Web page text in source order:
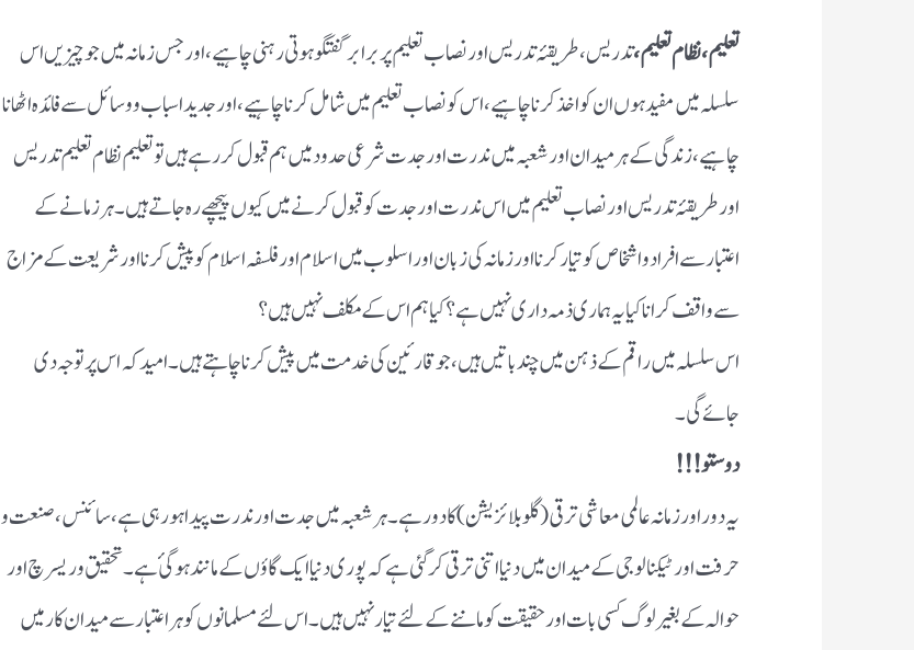
تعلیم، نظام تعلیم ،تدریس، طریقئہ تدریس اور نصاب تعلیم پر برابر گفتگو ہوتی رہنی چاہیے، اور جس زمانہ میں جو چیزیں اس
سلسلہ میں مفید ہوں ان کو اخذ کرنا چاہیے ، اس کو نصاب تعلیم میں شامل کرنا چاہیے ، اور جدید اسباب و وسائل سے فائدہ اٹھانا
چاہیے ، زندگی کے ہر میدان اور شعبہ میں ندرت اور جدت شرعی حدود میں ہم قبول کر رہے ہیں تو تعلیم نظام تعلیم تدریس
اور طریقئہ تدریس اور نصاب تعلیم میں اس ندرت اور جدت کو قبول کرنے میں کیوں پیچھے رہ جاتے ہیں ۔ ہر زمانے کے
اعتبار سے افراد و اشخاص کو تیار کرنا اور زمانہ کی زبان اور اسلوب میں اسلام اور فلسفہ اسلام کو پیش کرنا اور شریعت کے مزاج
سے واقف کرانا کیا یہ ہماری ذمہ داری نہیں ہے ؟ کیا ہم اس کے مکلف نہیں ہیں؟
اس سلسلہ میں راقم کے ذہن میں چند باتیں ہیں ،جو قارئین کی خدمت میں پیش کرنا چاہتے ہیں ۔ امید کہ اس پر توجہ دی
جائے گی ۔
دوستو !!!
یہ دور اور زمانہ عالمی معاشی ترقی (گلوبلائزیشن ) کا دور ہے ۔ ہر شعبہ میں جدت اور ندرت پیدا ہو رہی ہے ، سائنس ، صنعت و
حرفت اور ٹیکنالوجی کے میدان میں دنیا اتنی ترقی کر گئی ہے کہ پوری دنیا ایک گاؤں کے مانند ہوگئ ہے۔ تحقیق و ریسرچ اور
حوالہ کے بغیر لوگ کسی بات اور حقیقت کو ماننے کے لئے تیار نہیں ہیں ۔ اس لئے مسلمانوں کو ہر اعتبار سے میدان کار میں